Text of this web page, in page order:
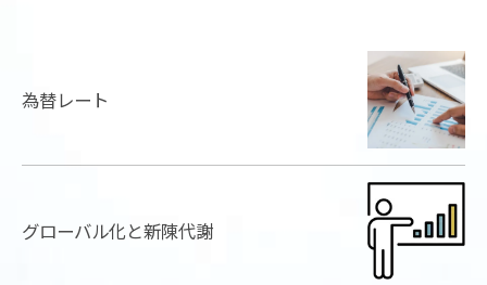
為替レート
グローバル化と新陳代謝